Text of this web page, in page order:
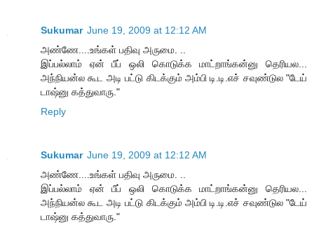
Sukumar June 19, 2009 at 12:12 AM
அண்ணே....உங்கள் பதிவு அருமை. ..
இப்பல்லாம் ஏன் பீப் ஒலி கொடுக்க மாட்றாங்கன்னு தெரியல...
அந்நியன்ல கூட அடி பட்டு கிடக்கும் அம்பி டி.டி.எச் சவுண்டுல "டேய்
டாஷ்னு கத்துவாரு."
Reply
Sukumar June 19, 2009 at 12:12 AM
அண்ணே....உங்கள் பதிவு அருமை. ..
இப்பல்லாம் ஏன் பீப் ஒலி கொடுக்க மாட்றாங்கன்னு தெரியல...
அந்நியன்ல கூட அடி பட்டு கிடக்கும் அம்பி டி.டி.எச் சவுண்டுல "டேய்
டாஷ்னு கத்துவாரு."